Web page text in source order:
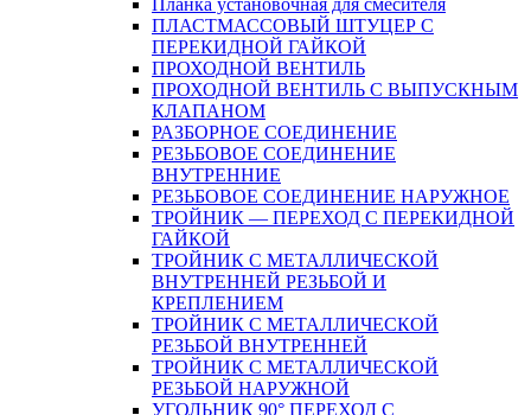
Планка установочная для смесителя
ПЛАСТМАССОВЫЙ ШТУЦЕР С
ПЕРЕКИДНОЙ ГАЙКОЙ
ПРОХОДНОЙ ВЕНТИЛЬ
ПРОХОДНОЙ ВЕНТИЛЬ С ВЫПУСКНЫМ
КЛАПАНОМ
РАЗБОРНОЕ СОЕДИНЕНИЕ
РЕЗЬБОВОЕ СОЕДИНЕНИЕ
ВНУТРЕННИЕ
РЕЗЬБОВОЕ СОЕДИНЕНИЕ НАРУЖНОЕ
ТРОЙНИК — ПЕРЕХОД С ПЕРЕКИДНОЙ
ГАЙКОЙ
ТРОЙНИК С МЕТАЛЛИЧЕСКОЙ
ВНУТРЕННЕЙ РЕЗЬБОЙ И
КРЕПЛЕНИЕМ
ТРОЙНИК С МЕТАЛЛИЧЕСКОЙ
РЕЗЬБОЙ ВНУТРЕННЕЙ
ТРОЙНИК С МЕТАЛЛИЧЕСКОЙ
РЕЗЬБОЙ НАРУЖНОЙ
УГОЛЬНИК 90° ПЕРЕХОД С